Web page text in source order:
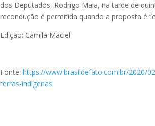
dos Deputados, Rodrigo Maia, na tarde de
recondução é permitida quando a proposta é
Edição: Camila Maciel
Fonte:https://www.brasildefato.com.br/2020/
terras-indigenas